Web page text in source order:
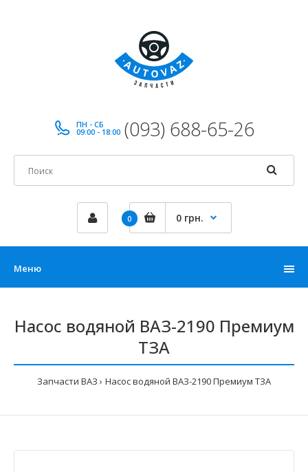
ПН - СБ
09:00 - 18:00 (093) 688-65-26
0 0 грн.
Меню
Насос водяной ВАЗ-2190 Премиум
ТЗА
Запчасти ВАЗ Насос водяной ВАЗ-2190 Премиум ТЗА